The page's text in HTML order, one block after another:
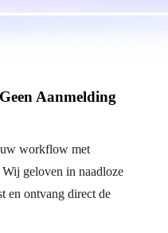
Aanmelding
uw workflow met
geloven in naadloze
en ontvang direct de